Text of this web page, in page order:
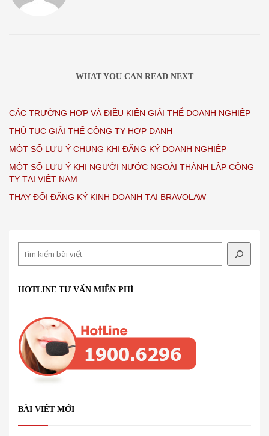
WHAT YOU CAN READ NEXT
CÁC TRƯỜNG HỢP VÀ ĐIỀU KIỆN GIẢI THỂ DOANH NGHIỆP
THỦ TỤC GIẢI THỂ CÔNG TY HỢP DANH
MỘT SỐ LƯU Ý CHUNG KHI ĐĂNG KÝ DOANH NGHIỆP
MỘT SỐ LƯU Ý KHI NGƯỜI NƯỚC NGOÀI THÀNH LẬP CÔNG
TY TẠI VIỆT NAM
THAY ĐỔI ĐĂNG KÝ KINH DOANH TẠI BRAVOLAW
HOTLINE TƯ VẤN MIỄN PHÍ
BÀI VIẾT MỚI